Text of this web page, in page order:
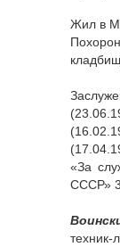
Жил в
«За
СССР»
техник-